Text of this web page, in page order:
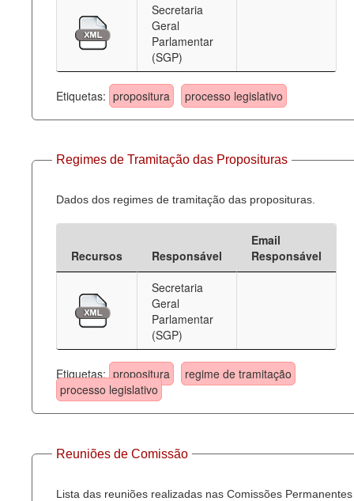
Secretaria
Geral
Parlamentar
(SGP)
Etiquetas: propositura processo legislativo
Regimes de Tramitação das Proposituras
Dados dos regimes de tramitação das proposituras.
Recursos Responsável
Email
Responsável
Secretaria
Geral
Parlamentar
(SGP)
Etiquetas: propositura
regime de tramitação
processo legislativo
Reuniões de Comissão
Lista das reuniões realizadas nas Comissões